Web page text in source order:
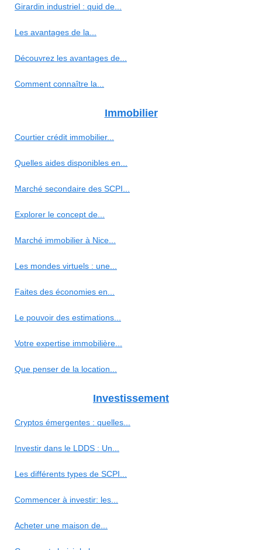
Girardin industriel : quid de...
Les avantages de la...
Découvrez les avantages de...
Comment connaître la...
Immobilier
Courtier crédit immobilier...
Quelles aides disponibles en...
Marché secondaire des SCPI...
Explorer le concept de...
Marché immobilier à Nice...
Les mondes virtuels : une...
Faites des économies en...
Le pouvoir des estimations...
Votre expertise immobilière...
Que penser de la location...
Investissement
Cryptos émergentes : quelles...
Investir dans le LDDS : Un...
Les différents types de SCPI...
Commencer à investir: les...
Acheter une maison de...